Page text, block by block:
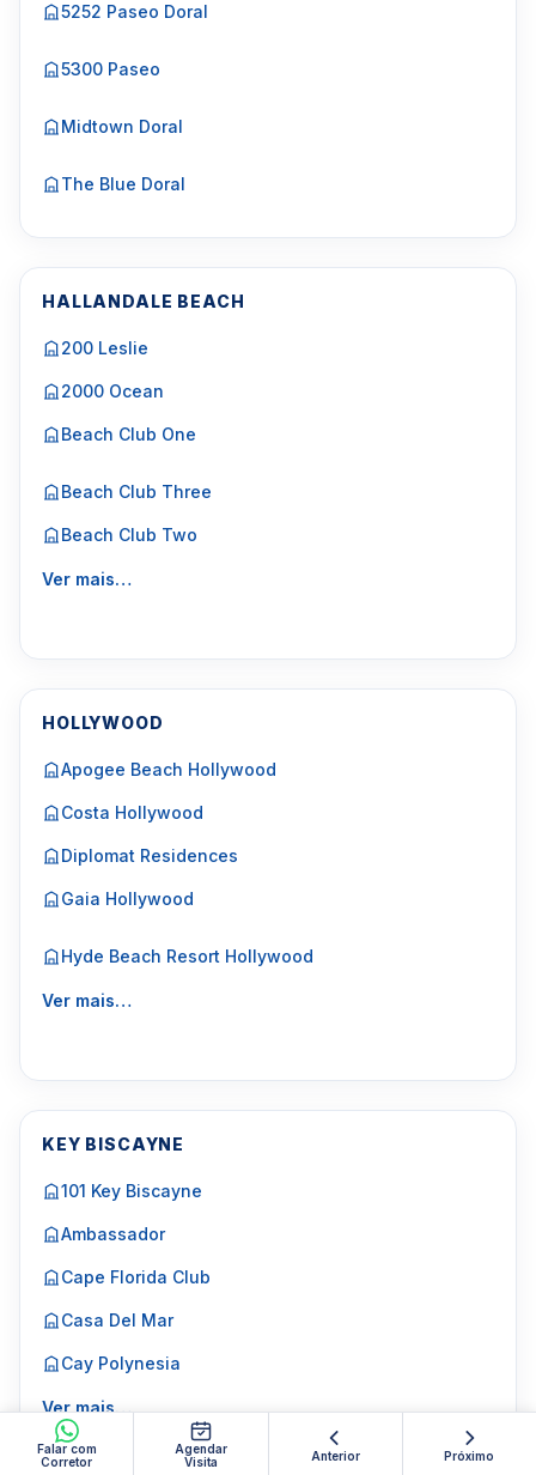
Falar com
Corretor
Agendar
Visita
Anterior Próximo
5252 Paseo Doral
5300 Paseo
Midtown Doral
The Blue Doral
HALLANDALE BEACH
200 Leslie
2000 Ocean
Beach Club One
Beach Club Three
Beach Club Two
Ver mais…
HOLLYWOOD
Apogee Beach Hollywood
Costa Hollywood
Diplomat Residences
Gaia Hollywood
Hyde Beach Resort Hollywood
Ver mais…
KEY BISCAYNE
101 Key Biscayne
Ambassador
Cape Florida Club
Casa Del Mar
Cay Polynesia
Ver mais…